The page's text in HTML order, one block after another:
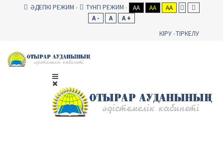
ӘДЕПКІ РЕЖИМ ТҮНГІ РЕЖИМ AA AA
AA
A -
A
A +
КІРУ ТІРКЕЛУ